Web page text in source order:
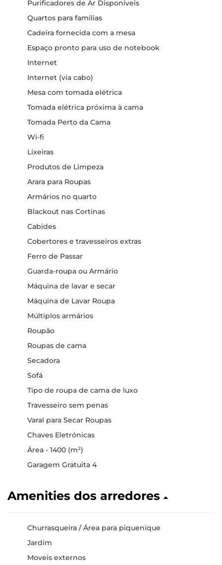
Purificadores de Ar Disponíveis
Quartos para famílias
Cadeira fornecida com a mesa
Espaço pronto para uso de notebook
Internet
Internet (via cabo)
Mesa com tomada elétrica
Tomada elétrica próxima à cama
Tomada Perto da Cama
Wi-fi
Lixeiras
Produtos de Limpeza
Arara para Roupas
Armários no quarto
Blackout nas Cortinas
Cabides
Cobertores e travesseiros extras
Ferro de Passar
Guarda-roupa ou Armário
Máquina de lavar e secar
Máquina de Lavar Roupa
Múltiplos armários
Roupão
Roupas de cama
Secadora
Sofá
Tipo de roupa de cama de luxo
Travesseiro sem penas
Varal para Secar Roupas
Chaves Eletrónicas
Área - 1400 (m²)
Garagem Gratuita 4
Amenities dos arredores
Churrasqueira / Área para piquenique
Jardim
Moveis externos